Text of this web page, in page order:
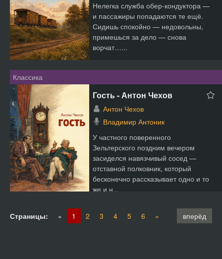
Нелегка служба обер-кондуктора —
и пассажиры попадаются те ещё.
Сидишь спокойно — недовольны,
примешься за дело — снова
ворчат…...
Классика
Гость - Антон Чехов
Антон Чехов
Владимир Антоник
У частного поверенного
Зельтерского поздним вечером
засиделся навязчивый сосед —
отставной полковник, который
бесконечно рассказывает одно и то
же и н...
вперёд
Страницы: « 1 2 3 4 5 6 »